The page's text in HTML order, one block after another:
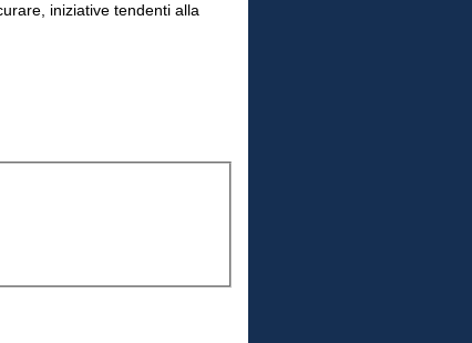
iniziative tendenti alla